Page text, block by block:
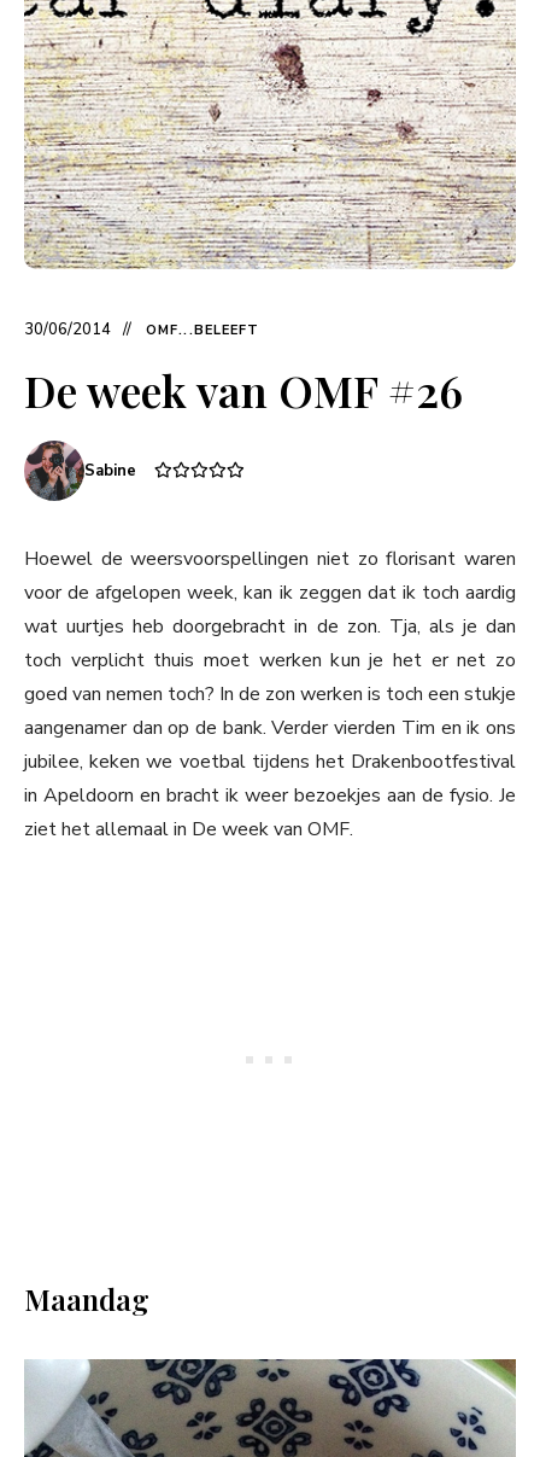
30/06/2014 OMF...BELEEFT
De week van OMF #26
Sabine
Hoewel de weersvoorspellingen niet zo florisant waren
voor de afgelopen week, kan ik zeggen dat ik toch aardig
wat uurtjes heb doorgebracht in de zon. Tja, als je dan
toch verplicht thuis moet werken kun je het er net zo
goed van nemen toch? In de zon werken is toch een stukje
aangenamer dan op de bank. Verder vierden Tim en ik ons
jubilee, keken we voetbal tijdens het Drakenbootfestival
in Apeldoorn en bracht ik weer bezoekjes aan de fysio. Je
ziet het allemaal in De week van OMF.
Maandag